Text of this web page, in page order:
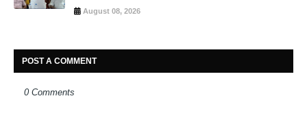
August 08, 2026
POST A COMMENT
0 Comments